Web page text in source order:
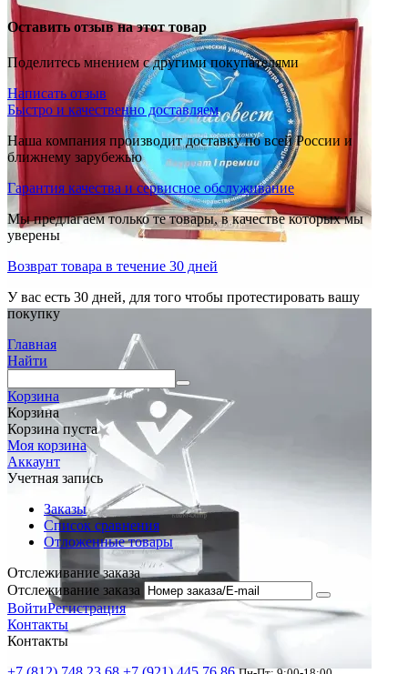
Оставить отзыв на этот товар
Поделитесь мнением с другими покупателями
Написать отзыв
Быстро и качественно доставляем
Наша компания производит доставку по всей России и
ближнему зарубежью
Гарантия качества и сервисное обслуживание
Мы предлагаем только те товары, в качестве которых мы
уверены
Возврат товара в течение 30 дней
У вас есть 30 дней, для того чтобы протестировать вашу
покупку
Главная
Найти
Корзина
Корзина
Корзина пуста
Моя корзина
Аккаунт
Учетная запись
Заказы
Список сравнения
Отложенные товары
Отслеживание заказа
Отслеживание заказа
ВойтиРегистрация
Контакты
Контакты